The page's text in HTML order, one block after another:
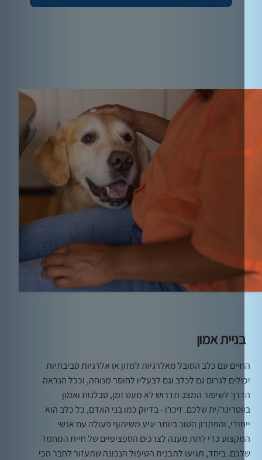
אמון
עם כלב הסובל מאלרגיות למזון או אלרגיות סביבתיות
לגרום גם לכלב וגם לבעליו לחוסר מנוחה, וככל הנראה
לשיפור המצב תדרוש לא מעט זמן, סבלנות ואמון
ית שלכם. זיכרו - בדיוק כמו בני האדם, כל כלב הוא
והפתרון הטוב ביותר יגיע משיתוף פעולה עם אנשי
כדי לתת מענה לצרכים הספציפיים של חיית המחמד
ביחד, תגיעו לתכנית הטיפול הנכונה שתעזור לחבר הכי